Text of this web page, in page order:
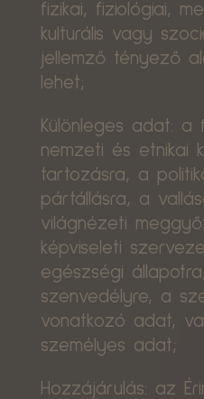
fizikai, fiziológiai,
kulturális vagy
jellemző tényező
lehet;
Különleges adat: a
nemzeti és etnikai
tartozásra, a
pártállásra, a
világnézeti
képviseleti
egészségi
szenvedélyre, a
vonatkozó adat,
személyes adat;
Hozzájárulás: az